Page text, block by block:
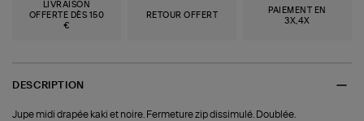
LIVRAISON
OFFERTE DÈS 150
€
RETOUR OFFERT
PAIEMENT EN
3X,4X
DESCRIPTION
Jupe midi drapée kaki et noire. Fermeture zip dissimulé. Doublée.